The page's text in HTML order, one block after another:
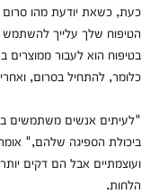
כעת, כשאת יודעת מהו
הטיפוח שלך עלייך להשתמש
בטיפוח הוא לעבור ממוצרים
כלומר, להתחיל בסרום,
"לעיתים אנשים משתמשים
ביכולת הספיגה שלהם,"
ועוצמתיים אבל הם דקים
הלחות.